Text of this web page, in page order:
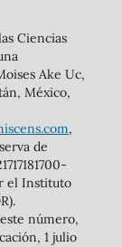
Ciencias
Ake Uc,
México,
,
de
el Instituto
número,
1 julio